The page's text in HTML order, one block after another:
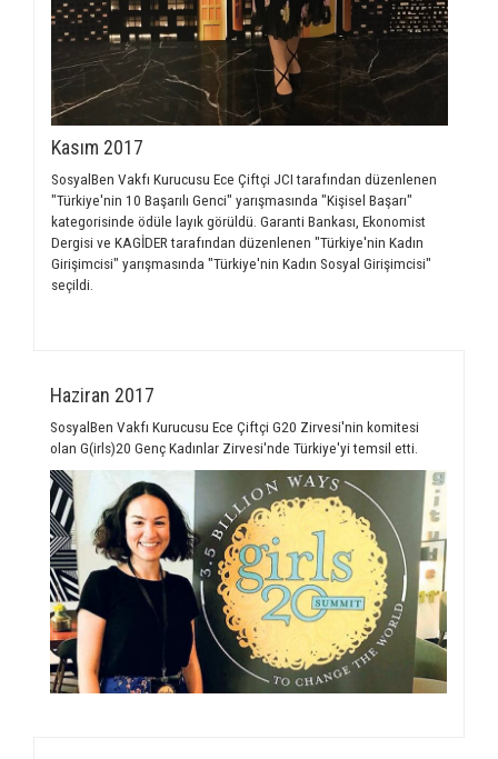
Kasım 2017
SosyalBen Vakfı Kurucusu Ece Çiftçi JCI tarafından düzenlenen
"Türkiye'nin 10 Başarılı Genci" yarışmasında "Kişisel Başarı"
kategorisinde ödüle layık görüldü. Garanti Bankası, Ekonomist
Dergisi ve KAGİDER tarafından düzenlenen "Türkiye'nin Kadın
Girişimcisi" yarışmasında "Türkiye'nin Kadın Sosyal Girişimcisi"
seçildi.
Haziran 2017
SosyalBen Vakfı Kurucusu Ece Çiftçi G20 Zirvesi'nin komitesi
olan G(irls)20 Genç Kadınlar Zirvesi'nde Türkiye'yi temsil etti.